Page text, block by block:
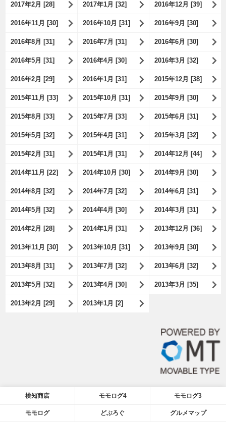
2017年2月 [28] 2017年1月 [32] 2016年12月 [39]
2016年11月 [30] 2016年10月 [31] 2016年9月 [30]
2016年8月 [31] 2016年7月 [31] 2016年6月 [30]
2016年5月 [31] 2016年4月 [30] 2016年3月 [32]
2016年2月 [29] 2016年1月 [31] 2015年12月 [38]
2015年11月 [33] 2015年10月 [31] 2015年9月 [30]
2015年8月 [33] 2015年7月 [33] 2015年6月 [31]
2015年5月 [32] 2015年4月 [31] 2015年3月 [32]
2015年2月 [31] 2015年1月 [31] 2014年12月 [44]
2014年11月 [22] 2014年10月 [30] 2014年9月 [30]
2014年8月 [32] 2014年7月 [32] 2014年6月 [31]
2014年5月 [32] 2014年4月 [30] 2014年3月 [31]
2014年2月 [28] 2014年1月 [31] 2013年12月 [36]
2013年11月 [30] 2013年10月 [31] 2013年9月 [30]
2013年8月 [31] 2013年7月 [32] 2013年6月 [32]
2013年5月 [32] 2013年4月 [30] 2013年3月 [35]
2013年2月 [29] 2013年1月 [2]
桃知商店 モモログ4 モモログ3
モモログ どぶろぐ グルメマップ